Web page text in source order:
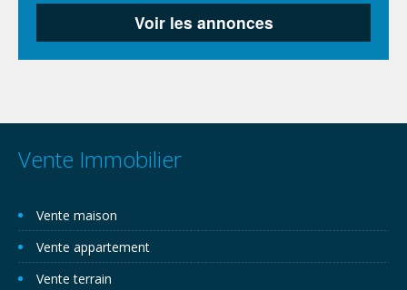
Vente Immobilier
Vente maison
Vente appartement
Vente terrain